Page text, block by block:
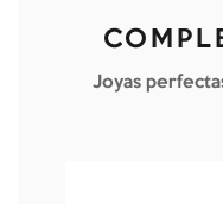
Joyas